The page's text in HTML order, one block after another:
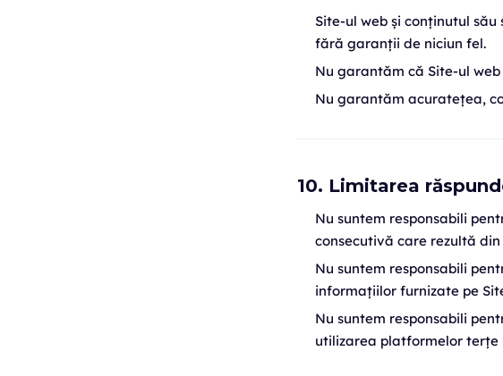
Site-ul web și conținutul său
fără garanții de niciun fel.
Nu garantăm că Site-ul
Nu garantăm acuratețea,
10. Limitarea
Nu suntem responsabili
consecutivă care rezultă
Nu suntem responsabili
informațiilor furnizate pe
Nu suntem responsabili
utilizarea platformelor terțe